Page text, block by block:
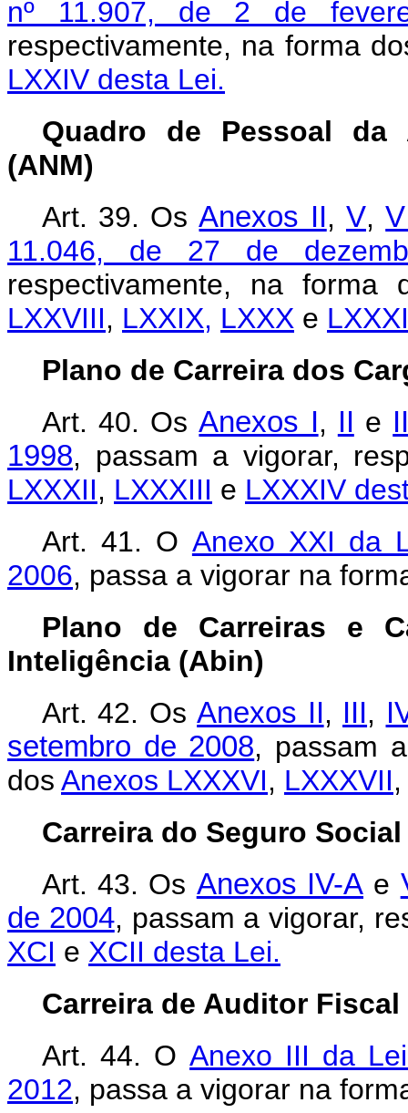
nº 11.907, de 2 de
respectivamente, na forma
LXXIV desta Lei.
Quadro de Pessoal da
(ANM)
Art. 39. OsAnexos II, V,
11.046, de 27 de
respectivamente, na forma
LXXVIII, LXXIX, LXXX e
Plano de Carreira dos
Art. 40. OsAnexos I, II e
1998, passam a vigorar,
LXXXII, LXXXIII e LXXXIV
Art. 41. O Anexo XXI da
2006, passa a vigorar na
Plano de Carreiras e
Inteligência (Abin)
Art. 42. OsAnexos II, III,
setembro de 2008, passam
dos Anexos LXXXVI, LXXXVII
Carreira do Seguro Social
Art. 43. Os Anexos IV-A e
de 2004, passam a vigorar,
XCI e XCII desta Lei.
Carreira de Auditor
Art. 44. OAnexo III da
2012, passa a vigorar na